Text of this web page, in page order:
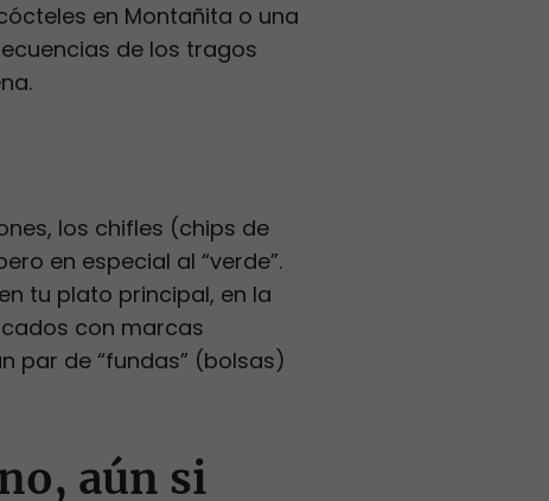
en Montañita o una
de los tragos
los chifles (chips de
en especial al “verde”.
tu plato principal, en la
con marcas
par de “fundas” (bolsas)
aún si